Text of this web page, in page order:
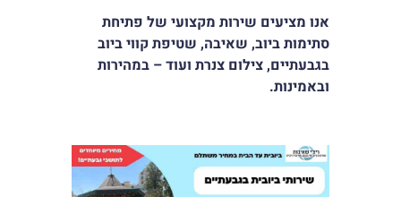
אנו מציעים שירות מקצועי של פתיחת
סתימות ביוב, שאיבה, שטיפת קווי ביוב
בגבעתיים, צילום צנרת ועוד – במהירות
ובאמינות.